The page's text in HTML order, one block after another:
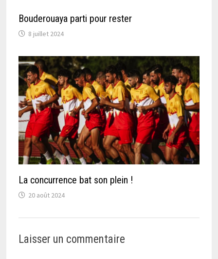
Bouderouaya parti pour rester
8 juillet 2024
La concurrence bat son plein !
20 août 2024
Laisser un commentaire